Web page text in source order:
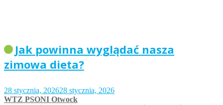
Jak powinna wyglądać nasza
zimowa dieta?
28 stycznia, 202628 stycznia, 2026
WTZ PSONI Otwock